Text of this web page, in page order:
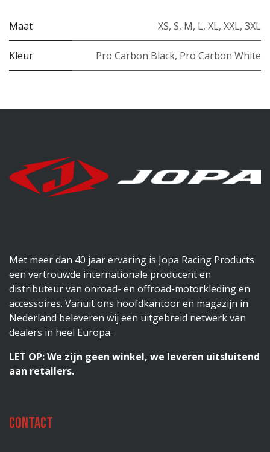
Maat XS, S, M, L, XL, XXL, 3XL
Kleur Pro Carbon Black, Pro Carbon White
Met meer dan 40 jaar ervaring is Jopa Racing Products
een vertrouwde internationale producent en
distributeur van onroad- en offroad-motorkleding en
accessoires. Vanuit ons hoofdkantoor en magazijn in
Nederland beleveren wij een uitgebreid netwerk van
dealers in heel Europa.
LET OP: We zijn geen winkel, we leveren uitsluitend
aan retailers.
Contact